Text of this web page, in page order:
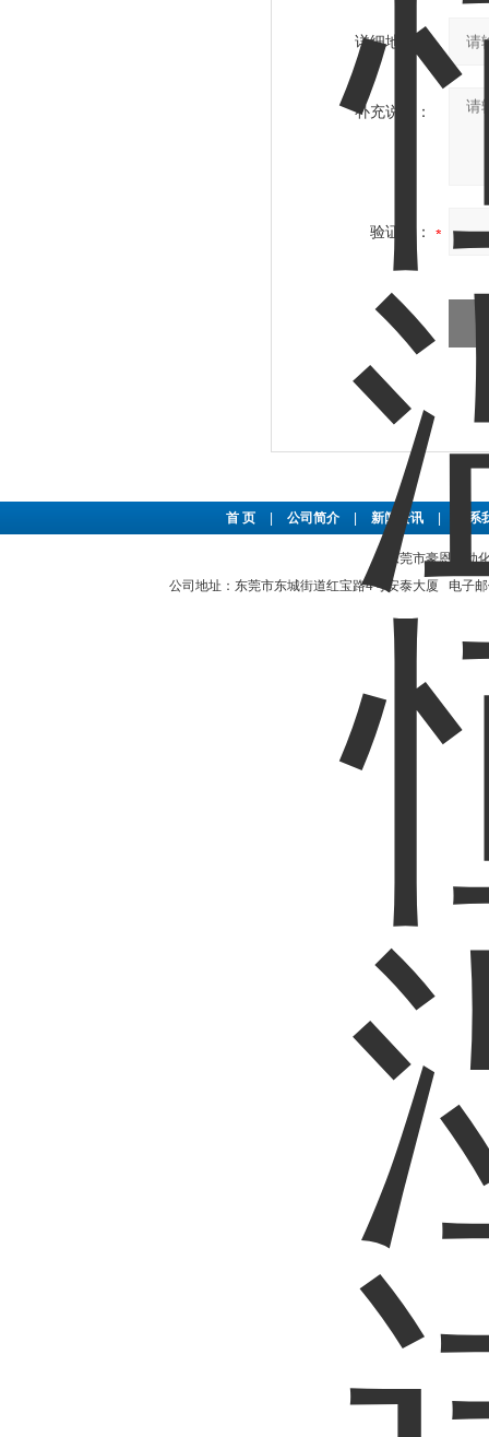
详细地址：
补充说明：
验证码：
首 页 公司简介 新闻资讯 联系
东莞市豪恩自动
公司地址：东莞市东城街道红宝路4号安泰大厦 电子